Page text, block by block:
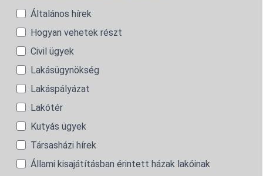
Általános hírek
Hogyan vehetek részt
Civil ügyek
Lakásügynökség
Lakáspályázat
Lakótér
Kutyás ügyek
Társasházi hírek
Állami kisajátításban érintett házak lakóinak